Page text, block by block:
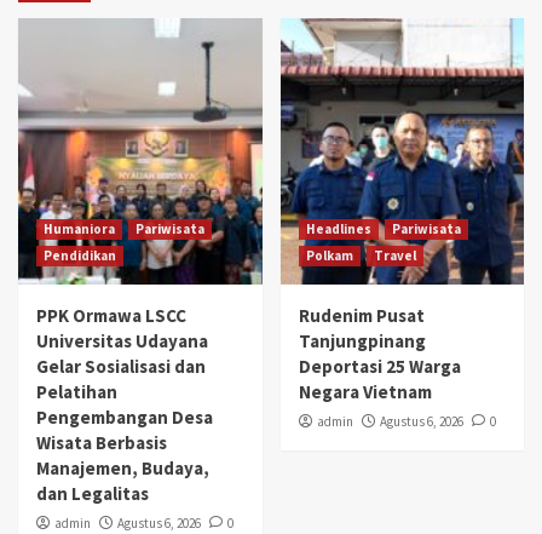
Humaniora
Pariwisata
Pendidikan
PPK Ormawa LSCC
Universitas Udayana
Gelar Sosialisasi dan
Pelatihan
Pengembangan Desa
Wisata Berbasis
Manajemen, Budaya,
dan Legalitas
admin Agustus 6, 2026 0
Headlines
Pariwisata
Polkam
Travel
Rudenim Pusat
Tanjungpinang
Deportasi 25 Warga
Negara Vietnam
admin Agustus 6, 2026 0